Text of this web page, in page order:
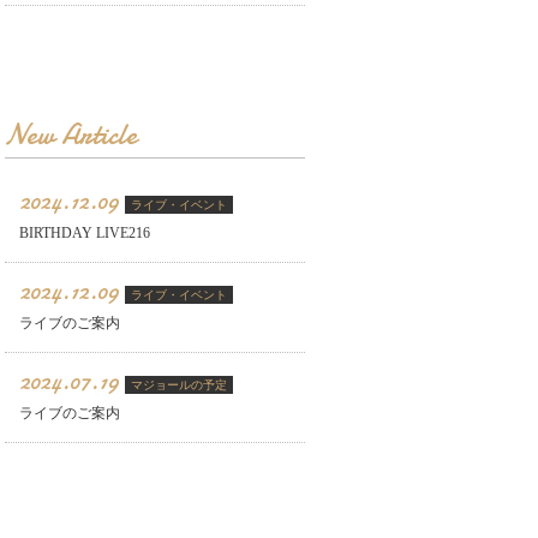
New Article
2024.12.09 ライブ・イベント
BIRTHDAY LIVE216
2024.12.09 ライブ・イベント
ライブのご案内
2024.07.19 マジョールの予定
ライブのご案内